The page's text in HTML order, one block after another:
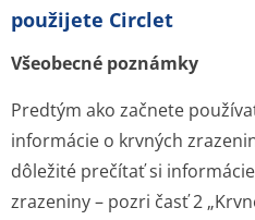
použijete Circlet
Všeobecné poznámky
Predtým ako začnete
informácie o krvných
dôležité prečítať si
zrazeniny – pozri časť 2